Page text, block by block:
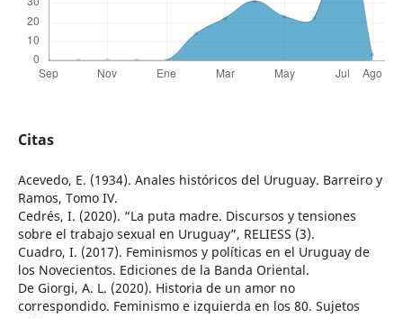
Citas
Acevedo, E. (1934). Anales históricos del Uruguay. Barreiro y
Ramos, Tomo IV.
Cedrés, I. (2020). “La puta madre. Discursos y tensiones
sobre el trabajo sexual en Uruguay”, RELIESS (3).
Cuadro, I. (2017). Feminismos y políticas en el Uruguay de
los Novecientos. Ediciones de la Banda Oriental.
De Giorgi, A. L. (2020). Historia de un amor no
correspondido. Feminismo e izquierda en los 80. Sujetos